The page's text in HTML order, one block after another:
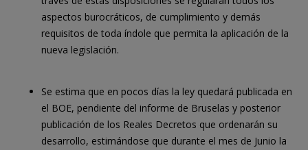
aspectos burocráticos, de cumplimiento y demás
requisitos de toda índole que permita la aplicación de la
nueva legislación.
Se estima que en pocos días la ley quedará publicada en
el BOE, pendiente del informe de Bruselas y posterior
publicación de los Reales Decretos que ordenarán su
desarrollo, estimándose que durante el mes de Junio la